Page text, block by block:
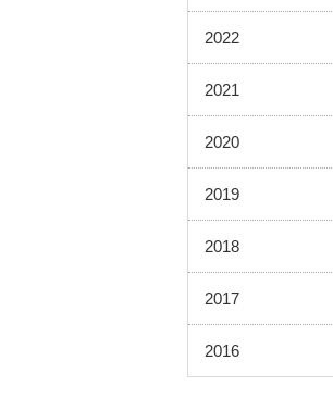
2022
2021
2020
2019
2018
2017
2016